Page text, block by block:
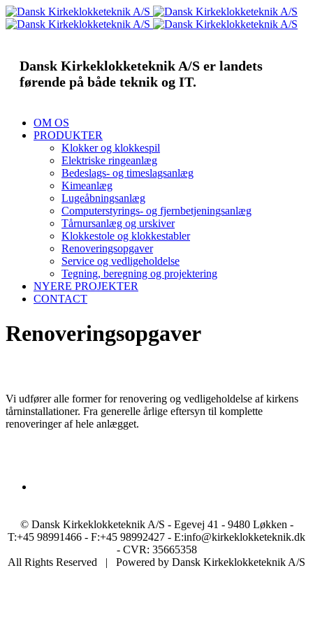
Dansk Kirkeklokketeknik A/S er landets
førende på både teknik og IT.
OM OS
PRODUKTER
Klokker og klokkespil
Elektriske ringeanlæg
Bedeslags- og timeslagsanlæg
Kimeanlæg
Lugeåbningsanlæg
Computerstyrings- og fjernbetjeningsanlæg
Tårnursanlæg og urskiver
Klokkestole og klokkestabler
Renoveringsopgaver
Service og vedligeholdelse
Tegning, beregning og projektering
NYERE PROJEKTER
CONTACT
Renoveringsopgaver
Vi udfører alle former for renovering og vedligeholdelse af kirkens
tårninstallationer. Fra generelle årlige eftersyn til komplette
renoveringer af hele anlægget.
© Dansk Kirkeklokketeknik A/S - Egevej 41 - 9480 Løkken -
T:+45 98991466 - F:+45 98992427 - E:info@kirkeklokketeknik.dk
- CVR: 35665358
All Rights Reserved | Powered by Dansk Kirkeklokketeknik A/S